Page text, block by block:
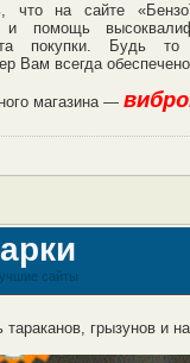
что на сайте
и помощь
покупки. Будь
Вам всегда
магазина —
сайты
грызунов и